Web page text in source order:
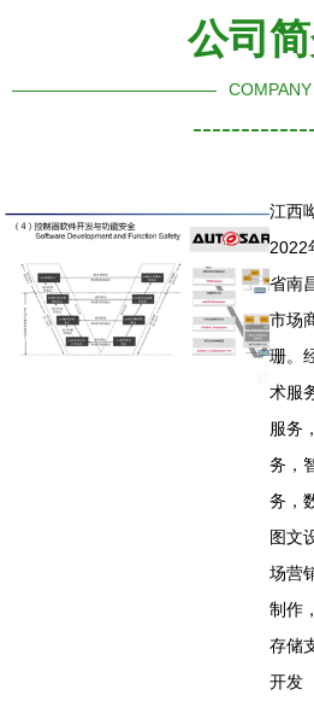
公司
COMPANY
江西
2022
省南
市场
珊。
术服
服务
务，
务，
图文
场营
制作
存储
开发